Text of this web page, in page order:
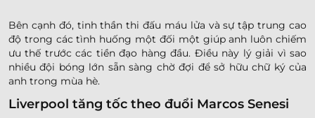
Bên cạnh đó, tinh thần thi đấu máu lửa và sự tập trung cao
độ trong các tình huống một đối một giúp anh luôn chiếm
ưu thế trước các tiền đạo hàng đầu. Điều này lý giải vì sao
nhiều đội bóng lớn sẵn sàng chờ đợi để sở hữu chữ ký của
anh trong mùa hè.
Liverpool tăng tốc theo đuổi Marcos Senesi